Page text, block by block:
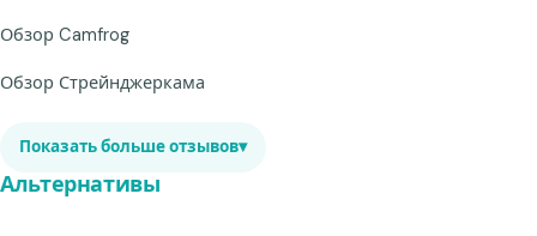
Обзор Camfrog
Обзор Стрейнджеркама
Показать больше отзывов▾
Альтернативы